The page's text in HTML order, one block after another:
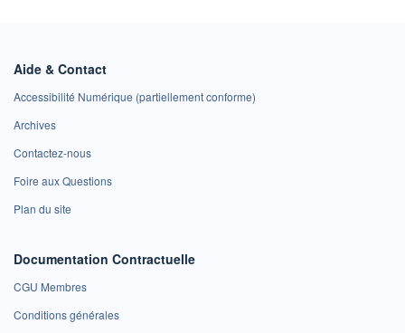
Aide & Contact
Accessibilité Numérique (partiellement conforme)
Archives
Contactez-nous
Foire aux Questions
Plan du site
Documentation Contractuelle
CGU Membres
Conditions générales